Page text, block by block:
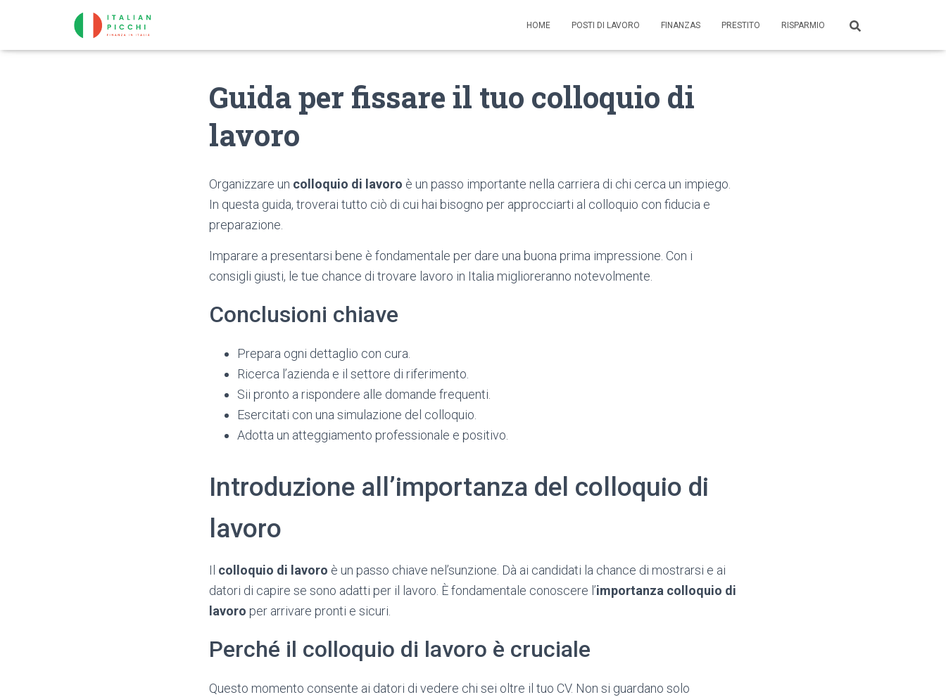
HOME POSTI DI LAVORO FINANZAS PRESTITO RISPARMIO
Guida per fissare il tuo colloquio di
lavoro
Organizzare un colloquio di lavoro è un passo importante nella carriera di chi cerca un impiego.
In questa guida, troverai tutto ciò di cui hai bisogno per approcciarti al colloquio con fiducia e
preparazione.
Imparare a presentarsi bene è fondamentale per dare una buona prima impressione. Con i
consigli giusti, le tue chance di trovare lavoro in Italia miglioreranno notevolmente.
Conclusioni chiave
Prepara ogni dettaglio con cura.
Ricerca l’azienda e il settore di riferimento.
Sii pronto a rispondere alle domande frequenti.
Esercitati con una simulazione del colloquio.
Adotta un atteggiamento professionale e positivo.
Introduzione all’importanza del colloquio di
lavoro
Il colloquio di lavoro è un passo chiave nel’sunzione. Dà ai candidati la chance di mostrarsi e ai
datori di capire se sono adatti per il lavoro. È fondamentale conoscere l’importanza colloquio di
lavoro per arrivare pronti e sicuri.
Perché il colloquio di lavoro è cruciale
Questo momento consente ai datori di vedere chi sei oltre il tuo CV. Non si guardano solo